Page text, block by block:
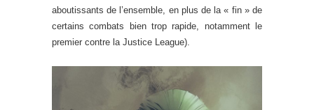
aboutissants de l’ensemble, en plus de la « fin » de
certains combats bien trop rapide, notamment le
premier contre la Justice League).